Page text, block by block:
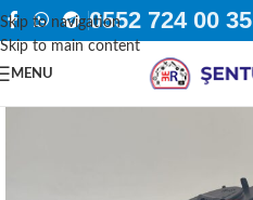
Skip to navigation
Skip to main content
0552 724 00 35
MENU